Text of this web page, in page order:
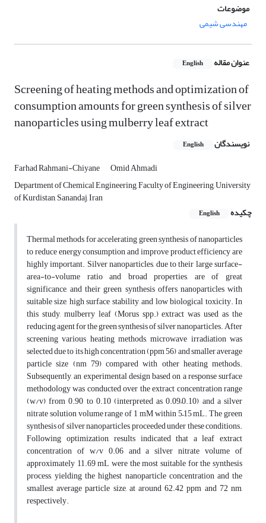
موضوعات
مهندسی شیمی
عنوان مقاله English
Screening of heating methods and optimization of
consumption amounts for green synthesis of silver
nanoparticles using mulberry leaf extract
نویسندگان English
Farhad Rahmani-Chiyane
Omid Ahmadi
Department of Chemical Engineering, Faculty of Engineering, University
of Kurdistan, Sanandaj, Iran
چکیده
English
Thermal methods for accelerating green synthesis of nanoparticles
to reduce energy consumption and improve product efficiency are
highly important. Silver nanoparticles, due to their large surface-
area-to-volume ratio and broad properties, are of great
significance, and their green synthesis offers nanoparticles with
suitable size, high surface stability, and low biological toxicity. In
this study, mulberry leaf (Morus spp.) extract was used as the
reducing agent for the green synthesis of silver nanoparticles. After
screening various heating methods, microwave irradiation was
selected due to its high concentration (ppm 56) and smaller average
particle size (nm 79) compared with other heating methods.
Subsequently, an experimental design based on a response surface
methodology was conducted over the extract concentration range
(w/v) from 0.90 to 0.10 (interpreted as 0.09–0.10) and a silver
nitrate solution volume range of 1 mM within 5–15 mL. The green
synthesis of silver nanoparticles proceeded under these conditions.
Following optimization, results indicated that a leaf extract
concentration of w/v 0.06 and a silver nitrate volume of
approximately 11.69 mL were the most suitable for the synthesis
process, yielding the highest nanoparticle concentration and the
smallest average particle size, at around 62.42 ppm and 72 nm,
respectively.